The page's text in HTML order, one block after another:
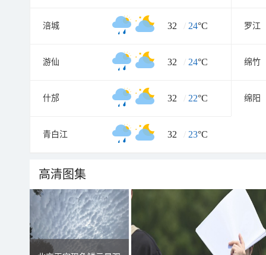
涪城 32 / 24°C 罗江
游仙 32 / 24°C 绵竹
什邡 32 / 22°C 绵阳
青白江 32 / 23°C
高清图集